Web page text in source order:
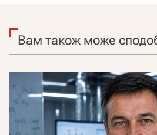
Вам також може